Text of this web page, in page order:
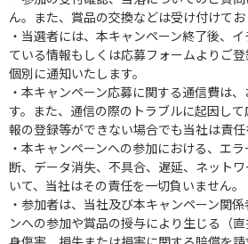
ん。また、賞品の交換などは受け付けてお
・当選者には、本キャンペーン終了後、
ている情報もしくは応募フォームよりご
個別に通知いたします。
・本キャンペーン応募に関する通信費は
す。また、通信の際のトラブルに起因し
報の登録等ができない場合でも当社は責任
・本キャンペーンへの参加における、エ
断、データ消失、不具合、遅延、ネット
いて、当社はその責任を一切負いません。
・参加者は、当社及び本キャンペーン関
ンへの参加や賞品の授与により生じる（